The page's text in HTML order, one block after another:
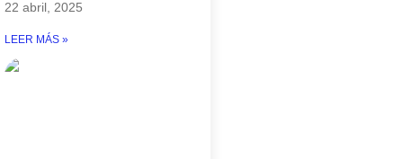
22 abril, 2025
LEER MÁS »